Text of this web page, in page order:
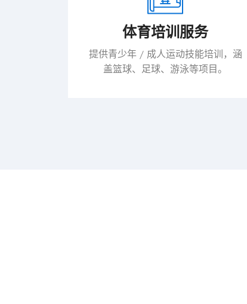
体育培训服务
提供青少年 / 成人运动技能培训，涵
盖篮球、足球、游泳等项目。